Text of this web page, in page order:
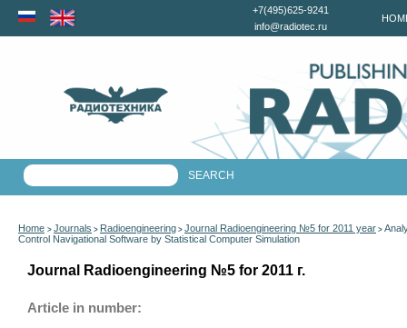
+7(495)625-9241
info@radiotec.ru
Home > Journals > Radioengineering > Journal Radioengineering №5 for 2011 year >
Control Navigational Software by Statistical Computer Simulation
Journal Radioengineering №5 for 2011 г.
Article in number: